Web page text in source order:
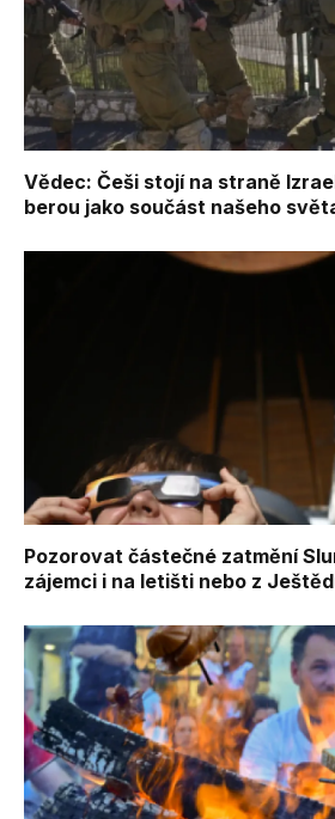
Vědec: Češi stojí na straně
berou jako součást našeho
Pozorovat částečné zatmění
zájemci i na letišti nebo z